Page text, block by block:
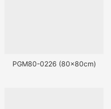
PGM80-0226 (80x80cm)